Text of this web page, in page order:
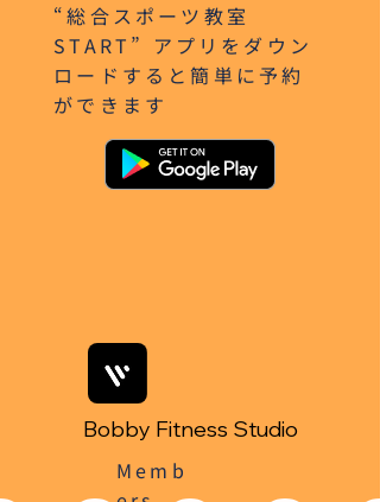
Memb
Bobby Fitness Studio
“総合スポーツ教室
START” アプリをダウン
ロードすると簡単に予約
ができます